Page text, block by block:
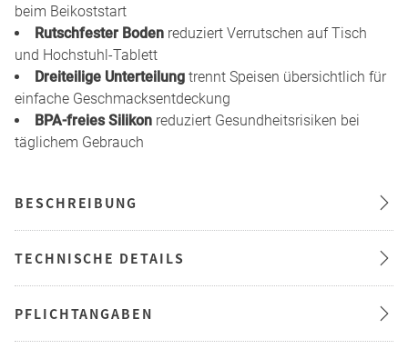
beim Beikoststart
Rutschfester Boden reduziert Verrutschen auf Tisch
und Hochstuhl-Tablett
Dreiteilige Unterteilung trennt Speisen übersichtlich für
einfache Geschmacksentdeckung
BPA-freies Silikon reduziert Gesundheitsrisiken bei
täglichem Gebrauch
BESCHREIBUNG
TECHNISCHE DETAILS
PFLICHTANGABEN